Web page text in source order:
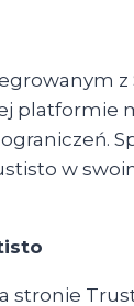
z
platformie
w
stronie